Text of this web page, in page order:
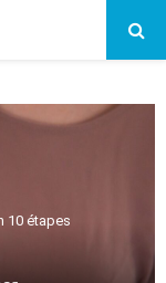
10 étapes